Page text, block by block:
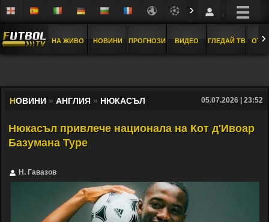
›
НА ЖИВО НОВИНИ ПРОГНОЗИ ВИДЕО ГЛЕДАЙ ТВ ›
НОВИНИ » АНГЛИЯ » НЮКАСЪЛ 05.07.2026 | 23:52
Нюкасъл привлече национала на Кот д'Ивоар
Базумана Туре
Н. Гавазов